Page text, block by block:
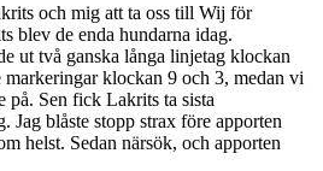
och mig att ta oss till Wij för
blev de enda hundarna idag.
ut två ganska långa linjetag klockan
markeringar klockan 9 och 3, medan vi
på. Sen fick Lakrits ta sista
Jag blåste stopp strax före apporten
helst. Sedan närsök, och apporten